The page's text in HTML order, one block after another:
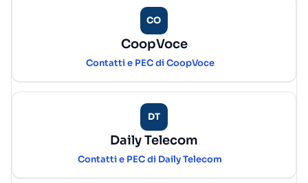
CO
CoopVoce
Contatti e PEC di CoopVoce
DT
Daily Telecom
Contatti e PEC di Daily Telecom